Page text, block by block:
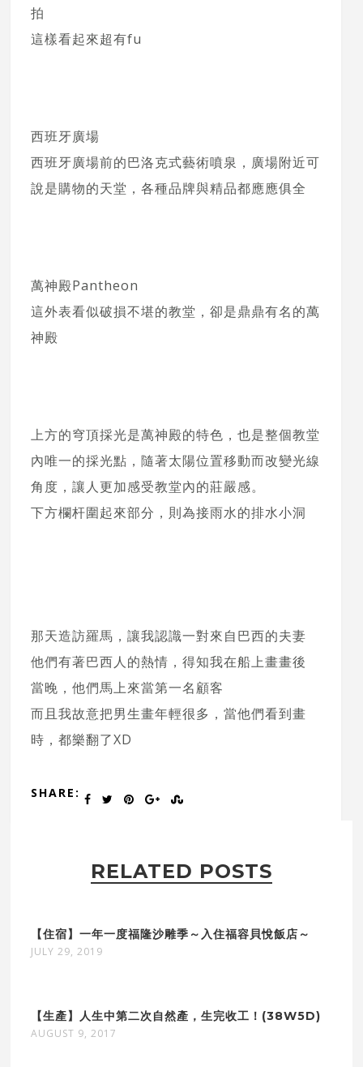
拍
這樣看起來超有fu
西班牙廣場
西班牙廣場前的巴洛克式藝術噴泉，廣場附近可
說是購物的天堂，各種品牌與精品都應應俱全
萬神殿Pantheon
這外表看似破損不堪的教堂，卻是鼎鼎有名的萬
神殿
上方的穹頂採光是萬神殿的特色，也是整個教堂
內唯一的採光點，隨著太陽位置移動而改變光線
角度，讓人更加感受教堂內的莊嚴感。
下方欄杆圍起來部分，則為接雨水的排水小洞
那天造訪羅馬，讓我認識一對來自巴西的夫妻
他們有著巴西人的熱情，得知我在船上畫畫後
當晚，他們馬上來當第一名顧客
而且我故意把男生畫年輕很多，當他們看到畫
時，都樂翻了XD
SHARE:
RELATED POSTS
【住宿】一年一度福隆沙雕季～入住福容貝悅飯店～
JULY 29, 2019
【生產】人生中第二次自然產，生完收工！(38W5D)
AUGUST 9, 2017